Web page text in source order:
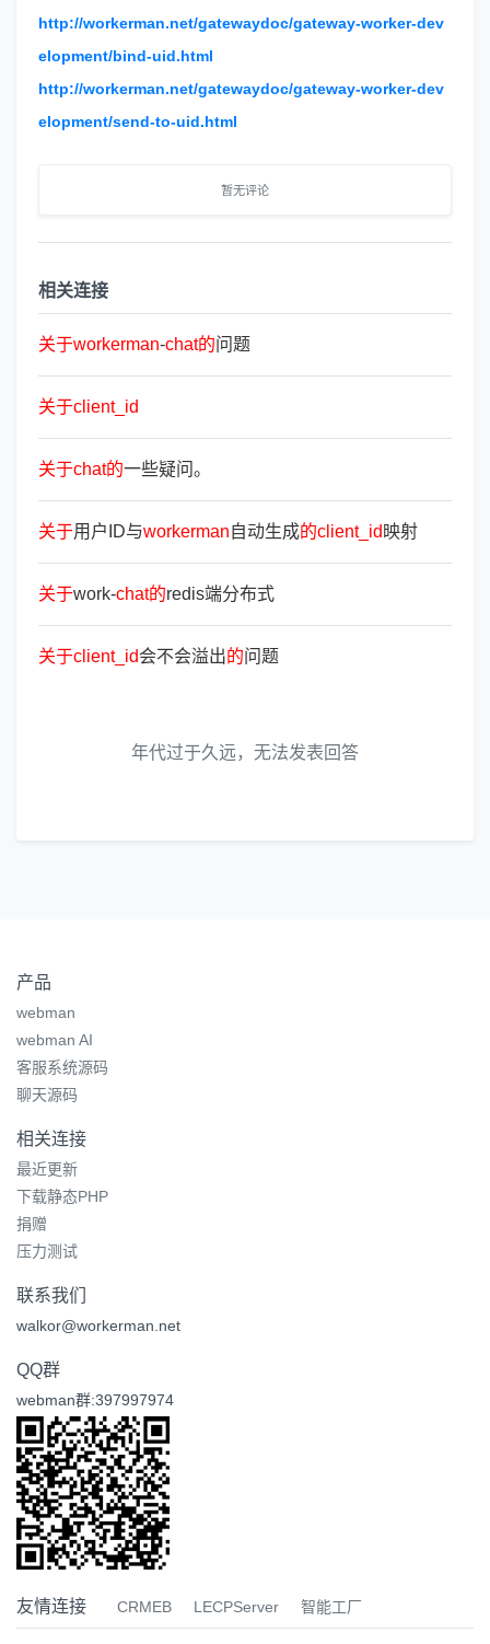
http://workerman.net/gatewaydoc/gateway-worker-dev
elopment/bind-uid.html
http://workerman.net/gatewaydoc/gateway-worker-dev
elopment/send-to-uid.html
暂无评论
相关连接
关于workerman-chat的问题
关于client_id
关于chat的一些疑问。
关于用户ID与workerman自动生成的client_id 映射
关于work-chat的redis端分布式
关于client_id会不会溢出的问题
年代过于久远，无法发表回答
产品
webman
webman AI
客服系统源码
聊天源码
相关连接
最近更新
下载静态PHP
捐赠
压力测试
联系我们
walkor@workerman.net
QQ群
webman群:397997974
友情连接 CRMEB LECPServer 智能工厂